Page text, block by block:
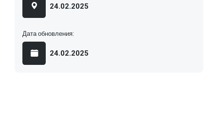
24.02.2025
Дата обновления:
24.02.2025